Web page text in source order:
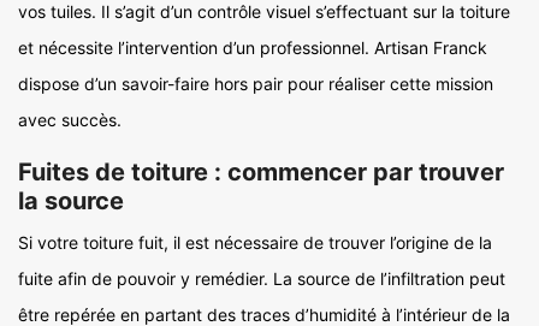
vos tuiles. Il s’agit d’un contrôle visuel s’effectuant sur la toiture
et nécessite l’intervention d’un professionnel. Artisan Franck
dispose d’un savoir-faire hors pair pour réaliser cette mission
avec succès.
Fuites de toiture : commencer par trouver
la source
Si votre toiture fuit, il est nécessaire de trouver l’origine de la
fuite afin de pouvoir y remédier. La source de l’infiltration peut
être repérée en partant des traces d’humidité à l’intérieur de la